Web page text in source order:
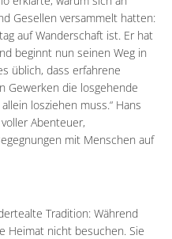
Gesellen versammelt hatten:
auf Wanderschaft ist. Er hat
beginnt nun seinen Weg in
üblich, dass erfahrene
Gewerken die losgehende
losziehen muss.“ Hans
Abenteuer,
mit Menschen auf
Tradition: Während
Heimat nicht besuchen. Sie